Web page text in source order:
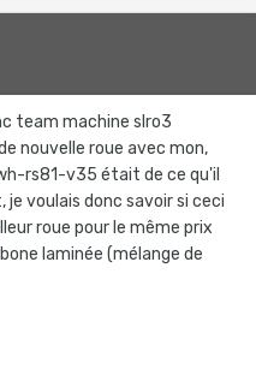
team machine slro3
nouvelle roue avec mon,
rs81-v35 était de ce qu'il
voulais donc savoir si ceci
roue pour le même prix
laminée (mélange de